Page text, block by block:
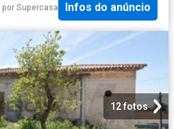
por Supercasa Infos do anúncio
12 fotos